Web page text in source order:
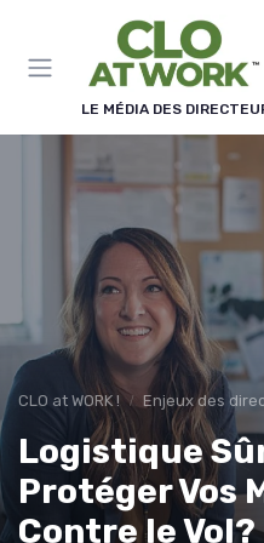
LE MÉDIA DES
CLO at WORK ! Enjeux des
Logistique
Protéger Vos
Contre le Vol?
Panneau de gestion des